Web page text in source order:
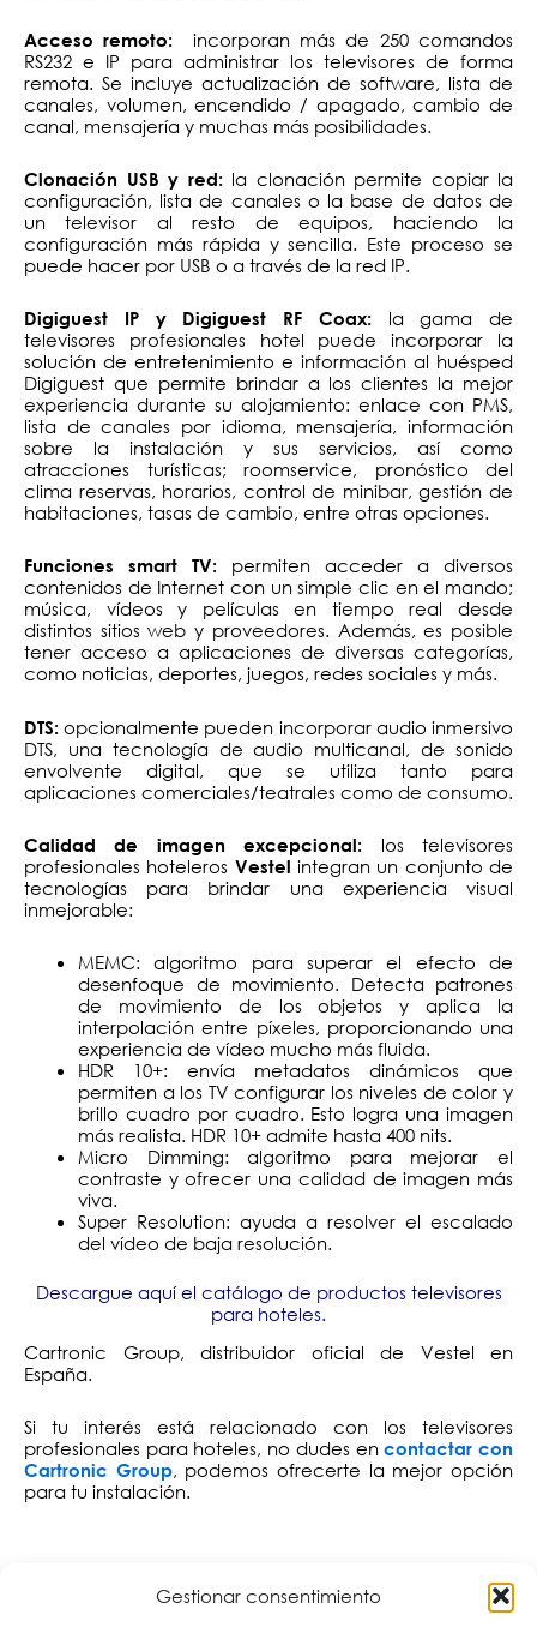
Gestionar consentimiento
Acceso remoto:
incorporan más de 250 comandos
RS232 e IP para administrar los televisores de forma
remota. Se incluye actualización de software, lista de
canales, volumen, encendido / apagado, cambio de
canal, mensajería y muchas más posibilidades.
Clonación USB y red: la clonación permite copiar la
configuración, lista de canales o la base de datos de
un televisor al resto de equipos, haciendo la
configuración más rápida y sencilla. Este proceso se
puede hacer por USB o a través de la red IP.
Digiguest IP y Digiguest RF Coax:la gama de
televisores profesionales hotel puede incorporar la
solución de entretenimiento e información al huésped
Digiguest que permite brindar a los clientes la mejor
experiencia durante su alojamiento: enlace con PMS,
lista de canales por idioma, mensajería, información
sobre la instalación y sus servicios, así como
atracciones turísticas; roomservice, pronóstico del
clima reservas, horarios, control de minibar, gestión de
habitaciones, tasas de cambio, entre otras opciones.
Funciones smart TV: permiten acceder a diversos
contenidos de Internet con un simple clic en el mando;
música, vídeos y películas en tiempo real desde
distintos sitios web y proveedores. Además, es posible
tener acceso a aplicaciones de diversas categorías,
como noticias, deportes, juegos, redes sociales y más.
DTS: opcionalmente pueden incorporar audio inmersivo
DTS, una tecnología de audio multicanal, de sonido
envolvente digital, que se utiliza tanto para
aplicaciones comerciales/teatrales como de consumo.
Calidad de imagen excepcional: los televisores
profesionales hoteleros Vestel integran un conjunto de
tecnologías para brindar una experiencia visual
inmejorable:
MEMC: algoritmo para superar el efecto de
desenfoque de movimiento. Detecta patrones
de movimiento de los objetos y aplica la
interpolación entre píxeles, proporcionando una
experiencia de vídeo mucho más fluida.
HDR 10+: envía metadatos dinámicos que
permiten a los TV configurar los niveles de color y
brillo cuadro por cuadro. Esto logra una imagen
más realista. HDR 10+ admite hasta 400 nits.
Micro Dimming: algoritmo para mejorar el
contraste y ofrecer una calidad de imagen más
viva.
Super Resolution: ayuda a resolver el escalado
del vídeo de baja resolución.
Descargue aquí el catálogo de productos televisores
para hoteles.
Cartronic Group, distribuidor oficial de Vestel en
España.
Si tu interés está relacionado con los televisores
profesionales para hoteles, no dudes encontactar con
Cartronic Group, podemos ofrecerte la mejor opción
para tu instalación.